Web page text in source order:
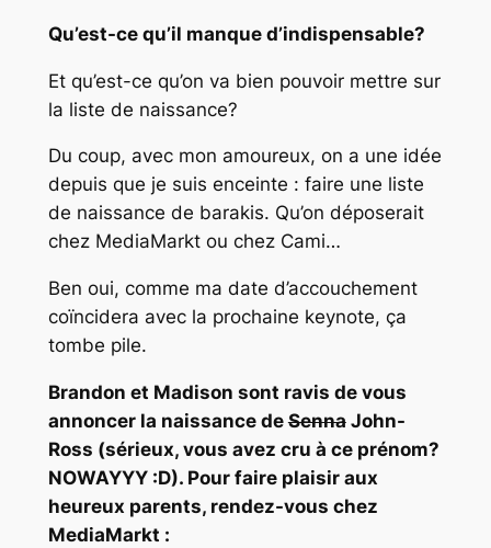
Qu’est-ce qu’il manque d’indispensable?
Et qu’est-ce qu’on va bien pouvoir mettre sur
la liste de naissance?
Du coup, avec mon amoureux, on a une idée
depuis que je suis enceinte : faire une liste
de naissance de barakis. Qu’on déposerait
chez MediaMarkt ou chez Cami…
Ben oui, comme ma date d’accouchement
coïncidera avec la prochaine keynote, ça
tombe pile.
Brandon et Madison sont ravis de vous
annoncer la naissance deSennaJohn-
Ross (sérieux, vous avez cru à ce prénom?
NOWAYYY :D). Pour faire plaisir aux
heureux parents, rendez-vous chez
MediaMarkt :